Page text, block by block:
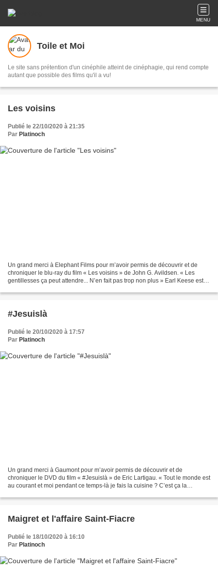
MENU
Toile et Moi
Le site sans prétention d'un cinéphile atteint de cinéphagie, qui rend compte
autant que possible des films qu'il a vu!
Les voisins
Publié le 22/10/2020 à 21:35
Par Platinoch
Un grand merci à Elephant Films pour m’avoir permis de découvrir et de
chroniquer le blu-ray du film « Les voisins » de John G. Avildsen. « Les
gentillesses ça peut attendre... N’en fait pas trop non plus » Earl Keese est
#Jesuislà
Publié le 20/10/2020 à 17:57
Par Platinoch
Un grand merci à Gaumont pour m’avoir permis de découvrir et de
chroniquer le DVD du film « #Jesuislà » de Eric Lartigau. « Tout le monde est
au courant et moi pendant ce temps-là je fais la cuisine ? C’est ça la
Maigret et l'affaire Saint-Fiacre
Publié le 18/10/2020 à 16:10
Par Platinoch